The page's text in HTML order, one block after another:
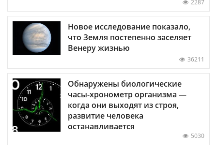
2287
Новое исследование показало,
что Земля постепенно заселяет
Венеру жизнью
36211
Обнаружены биологические
часы-хронометр организма —
когда они выходят из строя,
развитие человека
останавливается
5030